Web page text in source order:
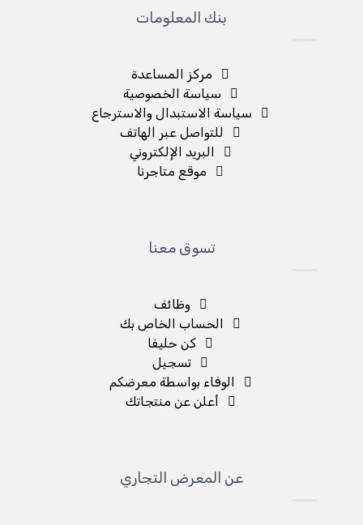
بنك المعلومات
مركز المساعدة
سياسة الخصوصية
سياسة الاستبدال والاسترجاع
للتواصل عبر الهاتف
البريد الإلكتروني
موقع متاجرنا
تسوق معنا
وظائف
الحساب الخاص بك
كن حليفا
تسجيل
الوفاء بواسطة معرضكم
أعلن عن منتجاتك
عن المعرض التجاري